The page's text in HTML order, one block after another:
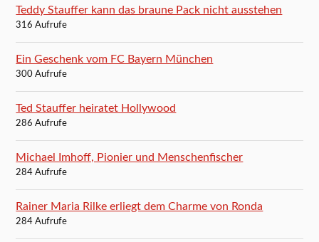
Teddy Stauffer kann das braune Pack nicht ausstehen
316 Aufrufe
Ein Geschenk vom FC Bayern München
300 Aufrufe
Ted Stauffer heiratet Hollywood
286 Aufrufe
Michael Imhoff, Pionier und Menschenfischer
284 Aufrufe
Rainer Maria Rilke erliegt dem Charme von Ronda
284 Aufrufe